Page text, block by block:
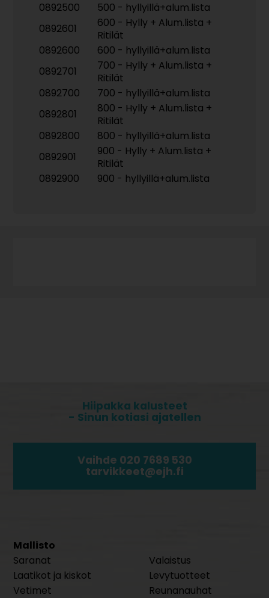
0892500
500 - hyllyillä+alum.lista
0892601
600 - Hylly + Alum.lista +
Ritilät
0892600
600 - hyllyillä+alum.lista
0892701
700 - Hylly + Alum.lista +
Ritilät
0892700
700 - hyllyillä+alum.lista
0892801
800 - Hylly + Alum.lista +
Ritilät
0892800
800 - hyllyillä+alum.lista
0892901
900 - Hylly + Alum.lista +
Ritilät
0892900
900 - hyllyillä+alum.lista
Hiipakka kalusteet
- Sinun kotiasi ajatellen
Vaihde 020 7689 530
tarvikkeet@ejh.fi
Mallisto
Saranat
Laatikot ja kiskot
Vetimet
Valaistus
Levytuotteet
Reunanauhat